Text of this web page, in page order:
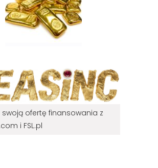
swoją ofertę finansowania z
i FSL.pl